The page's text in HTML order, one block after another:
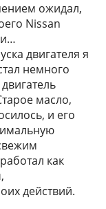
ожидал,
Nissan
двигателя я
немного
масло,
и его
как
действий.